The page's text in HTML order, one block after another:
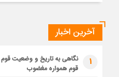
آخرین اخبار
1
نگاهی به تاریخ و وضعیت قوم
قوم همواره مغضوب